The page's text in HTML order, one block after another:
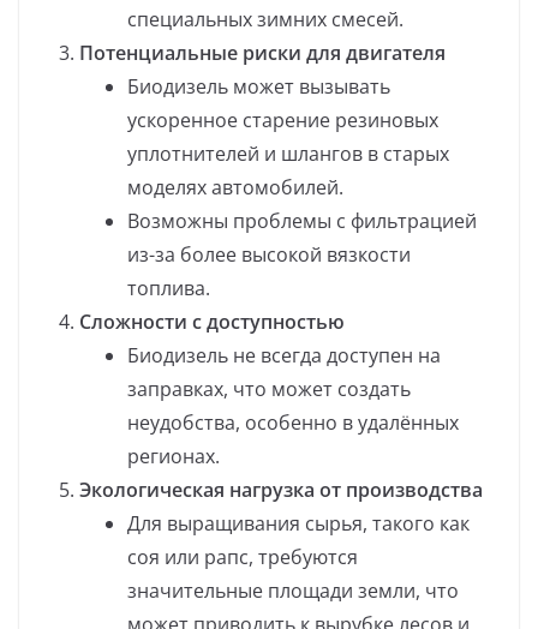
специальных зимних смесей.
Потенциальные риски для двигателя
Биодизель может вызывать
ускоренное старение резиновых
уплотнителей и шлангов в старых
моделях автомобилей.
Возможны проблемы с фильтрацией
из-за более высокой вязкости
топлива.
Сложности с доступностью
Биодизель не всегда доступен на
заправках, что может создать
неудобства, особенно в удалённых
регионах.
Экологическая нагрузка от производства
Для выращивания сырья, такого как
соя или рапс, требуются
значительные площади земли, что